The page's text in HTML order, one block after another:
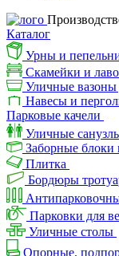
Каталог
Урны и
Скамейки и
Уличные вазоны
Навесы и
Парковые качели
Уличные
Заборные блоки
Плитка
Бордюры
Парковки для
Уличные столы
Опорные,